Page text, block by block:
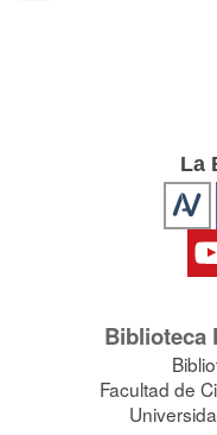
La
Biblioteca
Facultad de